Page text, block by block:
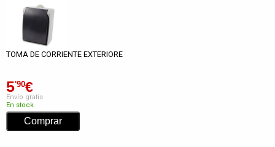
TOMA DE CORRIENTE EXTERIORE
5'90€
Envío gratis
En stock